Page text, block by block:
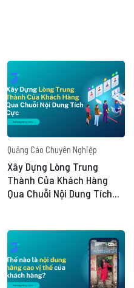
Quảng Cáo Chuyên Nghiệp
Xây Dựng Lòng Trung
Thành Của Khách Hàng
Qua Chuỗi Nội Dung Tích